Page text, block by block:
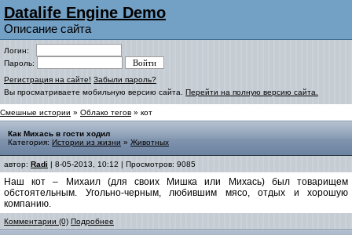
Datalife Engine Demo
Описание сайта
Логин:
Пароль:
Регистрация на сайте! Забыли пароль?
Вы просматриваете мобильную версию сайта. Перейти на полную версию сайта.
Смешные истории » Облако тегов » кот
Как Михась в гости ходил
Категория: Истории из жизни » Животных
автор: Radi | 8-05-2013, 10:12 | Просмотров: 9085
Наш кот – Михаил (для своих Мишка или Михась) был товарищем
обстоятельным. Угольно-черным, любившим мясо, отдых и хорошую
компанию.
Комментарии (0) Подробнее